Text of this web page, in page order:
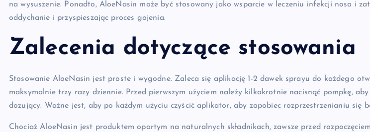
na wysuszenie. Ponadto, AloeNasin może być stosowany jako wsparcie w leczeniu infekcji nosa i
oddychanie i przyspieszając proces gojenia.
Zalecenia dotyczące stosowania
Stosowanie AloeNasin jest proste i wygodne. Zaleca się aplikację 1-2 dawek sprayu do każdego
maksymalnie trzy razy dziennie. Przed pierwszym użyciem należy kilkakrotnie nacisnąć pompkę,
dozujący. Ważne jest, aby po każdym użyciu czyścić aplikator, aby zapobiec rozprzestrzenianiu się
Chociaż AloeNasin jest produktem opartym na naturalnych składnikach, zawsze przed